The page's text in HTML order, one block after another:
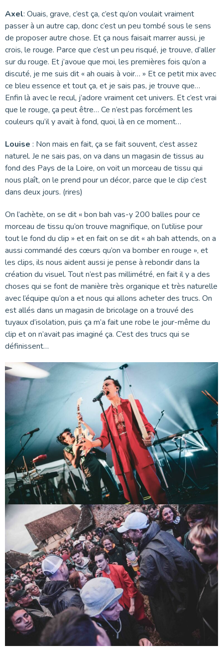
Axel: Ouais, grave, c’est ça, c’est qu’on voulait vraiment
passer à un autre cap, donc c’est un peu tombé sous le sens
de proposer autre chose. Et ça nous faisait marrer aussi, je
crois, le rouge. Parce que c’est un peu risqué, je trouve, d’aller
sur du rouge. Et j’avoue que moi, les premières fois qu’on a
discuté, je me suis dit « ah ouais à voir… » Et ce petit mix avec
ce bleu essence et tout ça, et je sais pas, je trouve que…
Enfin là avec le recul, j’adore vraiment cet univers. Et c’est vrai
que le rouge, ça peut être… Ce n’est pas forcément les
couleurs qu’il y avait à fond, quoi, là en ce moment…
Louise : Non mais en fait, ça se fait souvent, c’est assez
naturel. Je ne sais pas, on va dans un magasin de tissus au
fond des Pays de la Loire, on voit un morceau de tissu qui
nous plaît, on le prend pour un décor, parce que le clip c’est
dans deux jours. (rires)
On l’achète, on se dit « bon bah vas-y 200 balles pour ce
morceau de tissu qu’on trouve magnifique, on l’utilise pour
tout le fond du clip » et en fait on se dit « ah bah attends, on a
aussi commandé des cœurs qu’on va bomber en rouge », et
les clips, ils nous aident aussi je pense à rebondir dans la
création du visuel. Tout n’est pas millimétré, en fait il y a des
choses qui se font de manière très organique et très naturelle
avec l’équipe qu’on a et nous qui allons acheter des trucs. On
est allés dans un magasin de bricolage on a trouvé des
tuyaux d’isolation, puis ça m’a fait une robe le jour-même du
clip et on n’avait pas imaginé ça. C’est des trucs qui se
définissent…